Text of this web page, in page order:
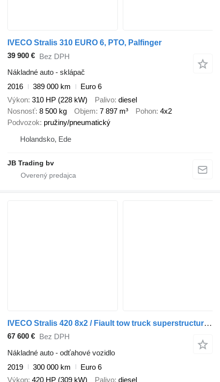
IVECO Stralis 310 EURO 6, PTO, Palfinger
39 900 € Bez DPH
Nákladné auto - sklápač
2016
389 000 km
Euro 6
Výkon 310 HP (228 kW) Palivo diesel
Nosnosť 8 500 kg Objem 7 897 m³ Pohon 4x2
Podvozok pružiny/pneumatický
Holandsko, Ede
JB Trading bv
IVECO Stralis 420 8x2 / Fiault tow truck superstructure / 2 steering a
67 600 € Bez DPH
Nákladné auto - odťahové vozidlo
2019
300 000 km
Euro 6
Výkon 420 HP (309 kW) Palivo diesel